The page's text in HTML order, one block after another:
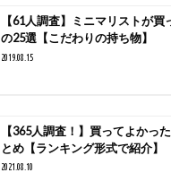
【61人調査】ミニマリストが買
の25選【こだわりの持ち物】
2019.08.15
【365人調査！】買ってよかっ
とめ【ランキング形式で紹介】
2021.08.10